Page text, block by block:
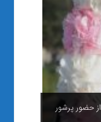
حضور پرشور